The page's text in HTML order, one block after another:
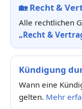
🏡Recht &
Alle rechtlichen
„Recht &
Kündigung
Wann eine
gelten. Mehr